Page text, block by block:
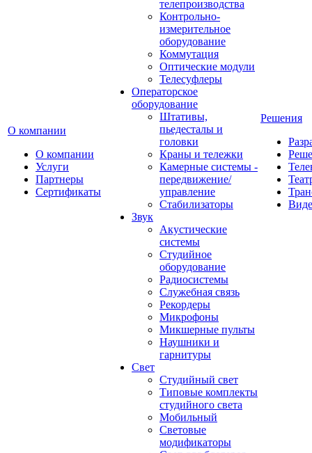
О компании
О компании
Услуги
Партнеры
Сертификаты
телепроизводства
Контрольно-
измерительное
оборудование
Коммутация
Оптические модули
Телесуфлеры
Операторское
оборудование
Штативы,
пьедесталы и
головки
Краны и тележки
Камерные системы -
передвижение/
управление
Стабилизаторы
Звук
Акустические
системы
Студийное
оборудование
Радиосистемы
Служебная связь
Рекордеры
Микрофоны
Микшерные пульты
Наушники и
гарнитуры
Свет
Студийный свет
Типовые комплекты
студийного света
Мобильный
Световые
модификаторы
Решения